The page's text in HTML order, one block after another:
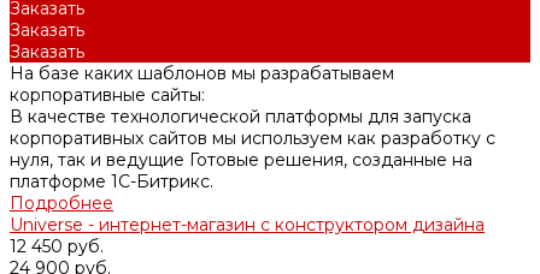
Заказать
Заказать
Заказать
На базе каких шаблонов мы разрабатываем
корпоративные сайты:
В качестве технологической платформы для запуска
корпоративных сайтов мы используем как разработку с
нуля, так и ведущие Готовые решения, созданные на
платформе 1С-Битрикс.
Подробнее
Universe - интернет-магазин с конструктором дизайна
12 450 руб.
24 900 руб.